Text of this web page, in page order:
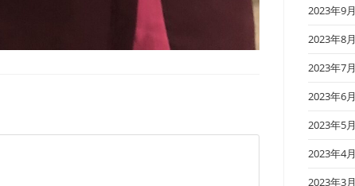
2023年9月
2023年8月
2023年7月
2023年6月
2023年5月
2023年4月
2023年3月